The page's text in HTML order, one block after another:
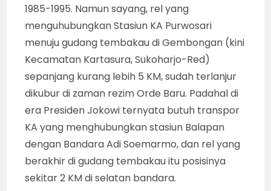
1985-1995. Namun sayang, rel yang
menguhubungkan Stasiun KA Purwosari
menuju gudang tembakau di Gembongan (kini
Kecamatan Kartasura, Sukoharjo-Red)
sepanjang kurang lebih 5 KM, sudah terlanjur
dikubur di zaman rezim Orde Baru. Padahal di
era Presiden Jokowi ternyata butuh transpor
KA yang menghubungkan stasiun Balapan
dengan Bandara Adi Soemarmo, dan rel yang
berakhir di gudang tembakau itu posisinya
sekitar 2 KM di selatan bandara.